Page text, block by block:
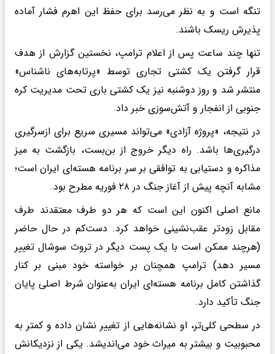
تنگه است و به نظر می‌رسد برای حفظ این اهرم فشار آماده
پذیرش ریسک باشند.
تنها چند ساعت پس از اعلام ترامپ، نخستین گزارش از هدف
قرار گرفتن یک کشتی تجاری توسط «پرتابه‌های ناشناس»
منتشر شد و روز دوشنبه نیز یک کشتی باری تحت مدیریت کره
جنوبی از انفجار و آتش‌سوزی خبر داد.
در نتیجه، «پروژه آزادی» می‌تواند مسیری سریع برای ازسرگیری
درگیری‌ها باشد. راه دیگر خروج از بن‌بست، بازگشت به میز
مذاکره و دستیابی به توافقی بر سر برنامه هسته‌ای ایران است؛
مشابه آنچه پیش از آغاز جنگ در ۲۸ فوریه مطرح بود.
مانع اصلی اکنون این است که هر دو طرف معتقدند طرف
مقابل زودتر عقب‌نشینی خواهد کرد. دست‌کم در حال حاضر
(هرچند ممکن است با یک پست دیگر در تروث سوشال تغییر
مسیر دهد) ترامپ همچنان بر خواسته خود مبنی بر کنار
گذاشتن کامل برنامه هسته‌ای ایران به‌عنوان شرط اصلی پایان
جنگ تأکید دارد.
در سطحی کلی‌تر، او نشانه‌هایی از تغییر نشان داده و کمتر به
محبوبیت و بیشتر به میراث خود می‌اندیشد. یکی از نزدیکانش